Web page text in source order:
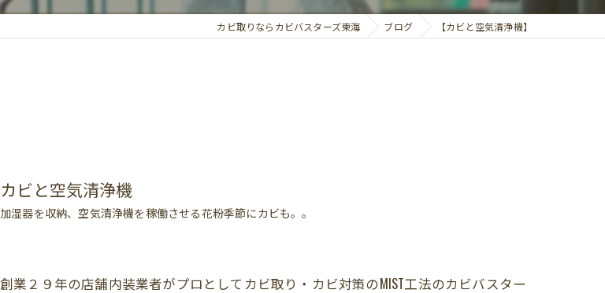
カビ検査
カビ取りならカビバスターズ東海 ブログ 【カビと空気清浄機】
カビと空気清浄機
加湿器を収納、空気清浄機を稼働させる花粉季節にカビも。。
創業２９年の店舗内装業者がプロとしてカビ取り・カビ対策のMIST工法のカビバスター